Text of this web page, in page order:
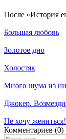
По­сле «История
Большая любовь
Золотое дно
Холостяк
Много шума из
Джокер.
Не хочу жениться!
Ком­мен­та­ри­ев (0)